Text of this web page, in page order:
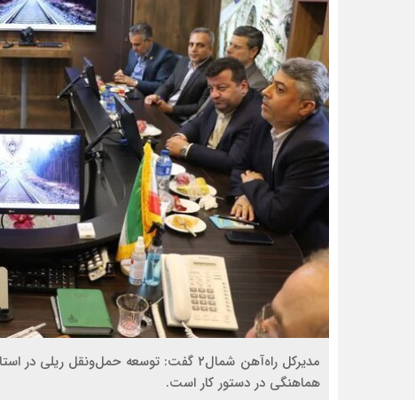
مدیرکل راه‌آهن شمال۲ گفت: توسعه
هماهنگی در دستور کار است‌.